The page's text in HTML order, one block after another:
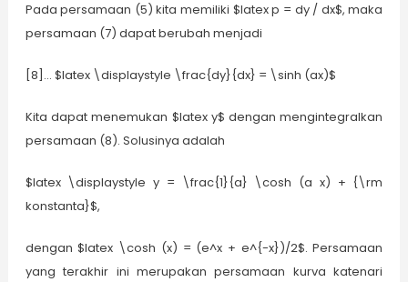
Pada persamaan (5) kita memiliki $latex p = dy / dx$, maka
persamaan (7) dapat berubah menjadi
[8]… $latex \displaystyle \frac{dy}{dx} = \sinh (ax)$
Kita dapat menemukan $latex y$ dengan mengintegralkan
persamaan (8). Solusinya adalah
$latex \displaystyle y = \frac{1}{a} \cosh (a x) + {\rm
konstanta}$,
dengan $latex \cosh (x) = (e^x + e^{-x})/2$. Persamaan
yang terakhir ini merupakan persamaan kurva katenari